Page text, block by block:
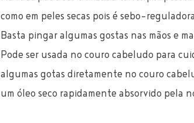
como em peles secas pois é sebo-
Basta pingar algumas gostas nas mãos e
Pode ser usada no couro cabeludo para
algumas gotas diretamente no couro
um óleo seco rapidamente absorvido pela